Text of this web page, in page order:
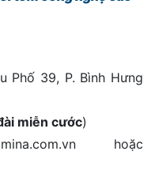
Phố 39, P. Bình Hưng
miễn cước)
hoặc